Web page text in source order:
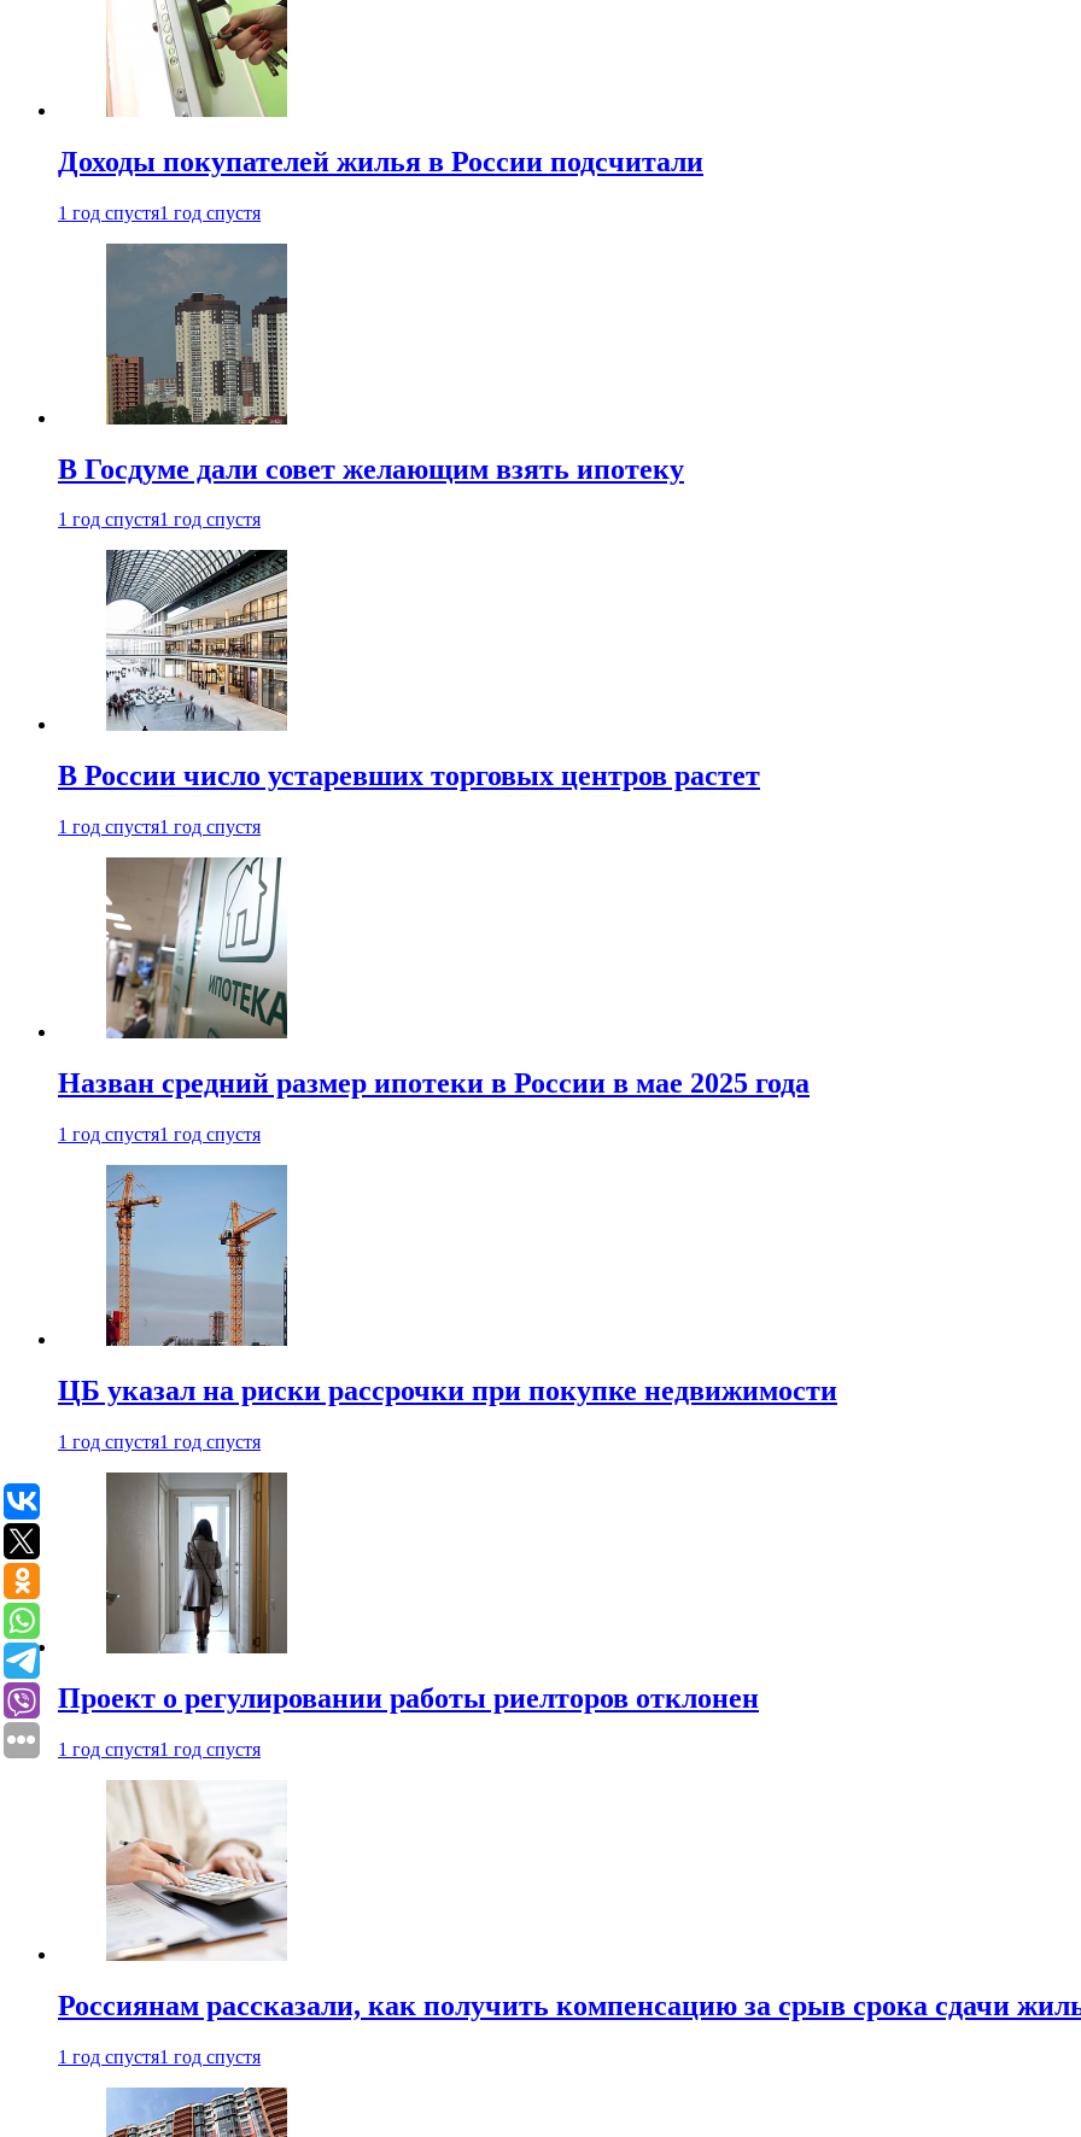
Доходы покупателей жилья в России подсчитали
1 год спустя1 год спустя
В Госдуме дали совет желающим взять ипотеку
1 год спустя1 год спустя
В России число устаревших торговых центров растет
1 год спустя1 год спустя
Назван средний размер ипотеки в России в мае 2025 года
1 год спустя1 год спустя
ЦБ указал на риски рассрочки при покупке недвижимости
1 год спустя1 год спустя
Проект о регулировании работы риелторов отклонен
1 год спустя1 год спустя
Россиянам рассказали, как получить компенсацию за срыв срока сдачи
1 год спустя1 год спустя